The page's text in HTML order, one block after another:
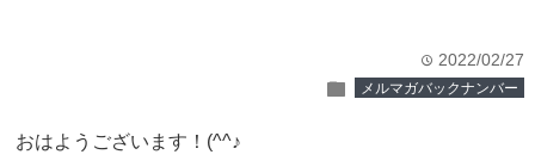
time 2022/02/27
folder メルマガバックナンバー
おはようございます！(^^♪